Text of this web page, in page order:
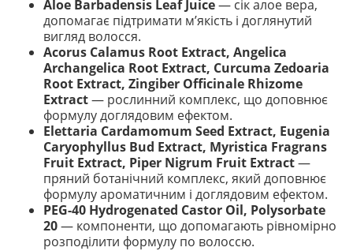
Aloe Barbadensis Leaf Juice— сік алое вера,
допомагає підтримати м’якість і доглянутий
вигляд волосся.
Acorus Calamus Root Extract, Angelica
Archangelica Root Extract, Curcuma Zedoaria
Root Extract, Zingiber Officinale Rhizome
Extract— рослинний комплекс, що доповнює
формулу доглядовим ефектом.
Elettaria Cardamomum Seed Extract, Eugenia
Caryophyllus Bud Extract, Myristica Fragrans
Fruit Extract, Piper Nigrum Fruit Extract—
пряний ботанічний комплекс, який доповнює
формулу ароматичним і доглядовим ефектом.
PEG-40 Hydrogenated Castor Oil, Polysorbate
20— компоненти, що допомагають рівномірно
розподілити формулу по волоссю.